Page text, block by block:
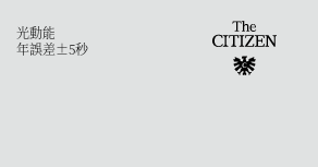
光動能
年誤差±5秒